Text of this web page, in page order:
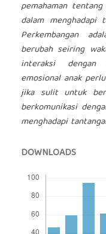
pemahaman
dalam menghadapi
Perkembangan
berubah seiring
interaksi dengan
emosional anak
jika sulit untuk
berkomunikasi
menghadapi
DOWNLOADS